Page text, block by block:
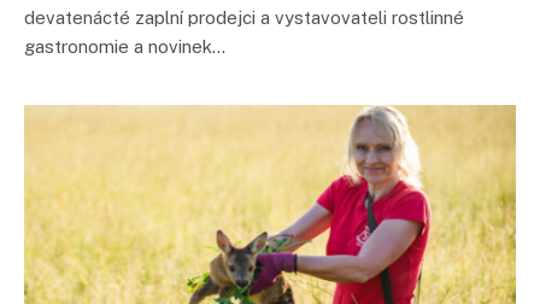
devatenácté zaplní prodejci a vystavovateli rostlinné
gastronomie a novinek…